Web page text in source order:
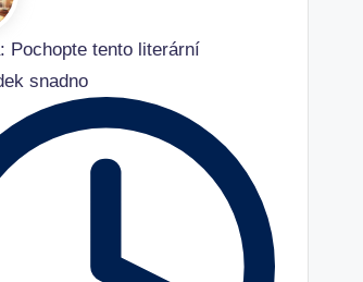
Pochopte tento literární
snadno